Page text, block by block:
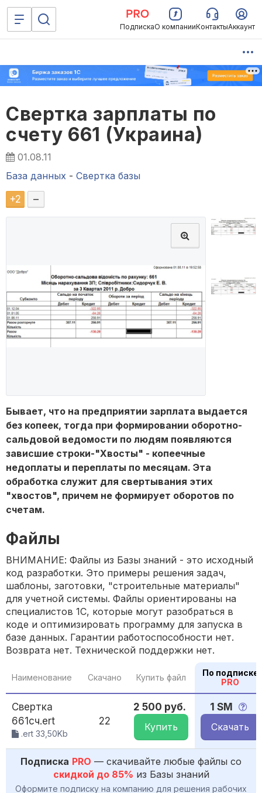
ПодпискаО компанииКонтактыАккаунт
Свертка зарплаты по
счету 661 (Украина)
01.08.11
База данных - Свертка базы
+2 –
Бывает, что на предприятии зарплата выдается
без копеек, тогда при формировании оборотно-
сальдовой ведомости по людям появляются
зависшие строки-"Хвосты" - копеечные
недоплаты и переплаты по месяцам. Эта
обработка служит для свертывания этих
"хвостов", причем не формирует оборотов по
счетам.
Файлы
ВНИМАНИЕ: Файлы из Базы знаний - это исходный
код разработки. Это примеры решения задач,
шаблоны, заготовки, "строительные материалы"
для учетной системы. Файлы ориентированы на
специалистов 1С, которые могут разобраться в
коде и оптимизировать программу для запуска в
базе данных. Гарантии работоспособности нет.
Возврата нет. Технической поддержки нет.
Наименование Скачано Купить файл
По подписке
PRO
Свертка
661сч.ert
.ert 33,50Kb
22
2 500 руб.
Купить
1 SM
Скачать
Подписка PRO — скачивайте любые файлы со
скидкой до 85% из Базы знаний
Оформите подписку на компанию для решения рабочих